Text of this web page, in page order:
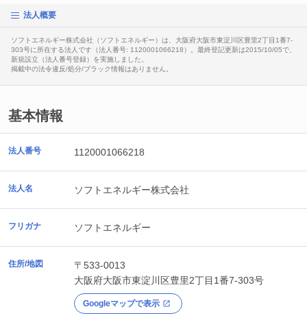
法人概要
ソフトエネルギー株式会社（ソフトエネルギー）は、大阪府大阪市東淀川区豊里2丁目1番7-
303号に所在する法人です（法人番号: 1120001066218）。最終登記更新は2015/10/05で、
新規設立（法人番号登録）を実施しました。
掲載中の法令違反/処分/ブラック情報はありません。
基本情報
法人番号 1120001066218
法人名 ソフトエネルギー株式会社
フリガナ ソフトエネルギー
住所/地図
〒533-0013
大阪府大阪市東淀川区豊里2丁目1番7-303号
Googleマップで表示